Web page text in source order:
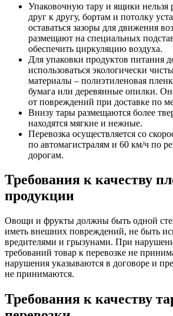
Упаковочную тару и ящики нельзя
друг к другу, бортам и потолку
оставаться зазоры для движения
размещают на специальных
обеспечить циркуляцию воздуха.
Для упаковки продуктов питания
использоваться экологически
материалы – полиэтиленовая
бумага или деревянные опилки.
от повреждений при доставке по
Внизу тары размещаются более
находятся мягкие и нежные.
Перевозка осуществляется со
по автомагистралям и 60 км/ч по
дорогам.
Требования к качеству
продукции
Овощи и фрукты должны быть одной
иметь внешних повреждений, не быть
вредителями и грызунами. При
требований товар к перевозке не
нарушения указываются в договоре и
не принимаются.
Требования к качеству